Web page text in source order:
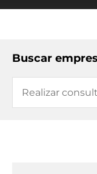
Buscar